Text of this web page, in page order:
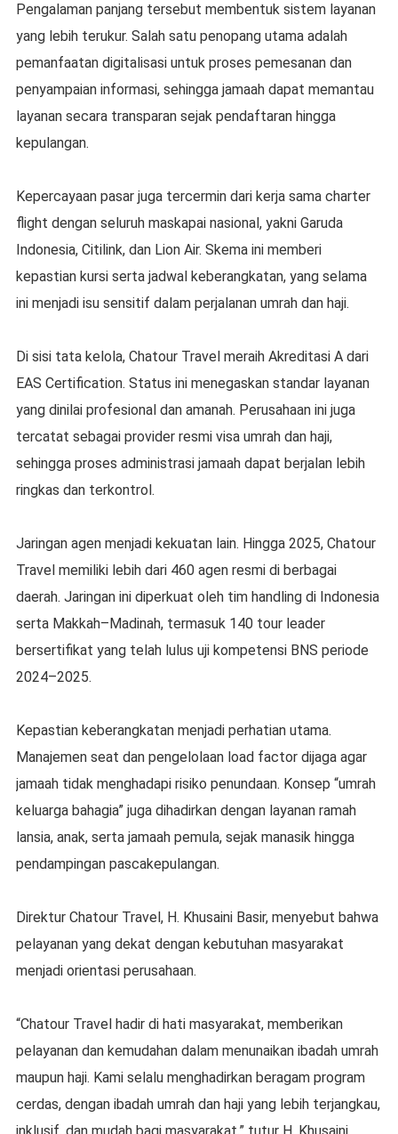
Pengalaman panjang tersebut membentuk sistem layanan
yang lebih terukur. Salah satu penopang utama adalah
pemanfaatan digitalisasi untuk proses pemesanan dan
penyampaian informasi, sehingga jamaah dapat memantau
layanan secara transparan sejak pendaftaran hingga
kepulangan.
Kepercayaan pasar juga tercermin dari kerja sama charter
flight dengan seluruh maskapai nasional, yakni Garuda
Indonesia, Citilink, dan Lion Air. Skema ini memberi
kepastian kursi serta jadwal keberangkatan, yang selama
ini menjadi isu sensitif dalam perjalanan umrah dan haji.
Di sisi tata kelola, Chatour Travel meraih Akreditasi A dari
EAS Certification. Status ini menegaskan standar layanan
yang dinilai profesional dan amanah. Perusahaan ini juga
tercatat sebagai provider resmi visa umrah dan haji,
sehingga proses administrasi jamaah dapat berjalan lebih
ringkas dan terkontrol.
Jaringan agen menjadi kekuatan lain. Hingga 2025, Chatour
Travel memiliki lebih dari 460 agen resmi di berbagai
daerah. Jaringan ini diperkuat oleh tim handling di Indonesia
serta Makkah–Madinah, termasuk 140 tour leader
bersertifikat yang telah lulus uji kompetensi BNS periode
2024–2025.
Kepastian keberangkatan menjadi perhatian utama.
Manajemen seat dan pengelolaan load factor dijaga agar
jamaah tidak menghadapi risiko penundaan. Konsep “umrah
keluarga bahagia” juga dihadirkan dengan layanan ramah
lansia, anak, serta jamaah pemula, sejak manasik hingga
pendampingan pascakepulangan.
Direktur Chatour Travel, H. Khusaini Basir, menyebut bahwa
pelayanan yang dekat dengan kebutuhan masyarakat
menjadi orientasi perusahaan.
“Chatour Travel hadir di hati masyarakat, memberikan
pelayanan dan kemudahan dalam menunaikan ibadah umrah
maupun haji. Kami selalu menghadirkan beragam program
cerdas, dengan ibadah umrah dan haji yang lebih terjangkau,